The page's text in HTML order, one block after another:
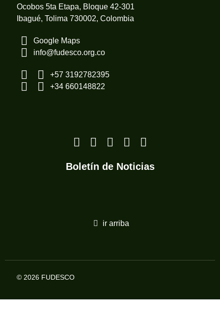
Ocobos 5ta Etapa, Bloque 42-301
Ibagué, Tolima 730002, Colombia
Google Maps
info@fudesco.org.co
+57 3192782395
+34 660148822
Boletín de Noticias
ir arriba
© 2026 FUDESCO